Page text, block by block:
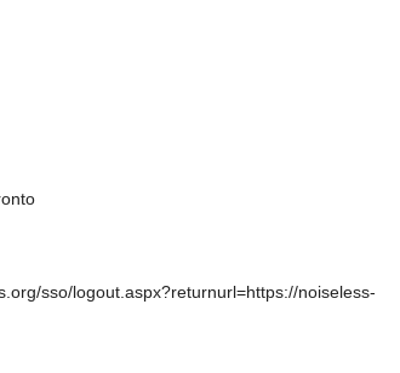
sso/logout.aspx?returnurl=https://noiseless-